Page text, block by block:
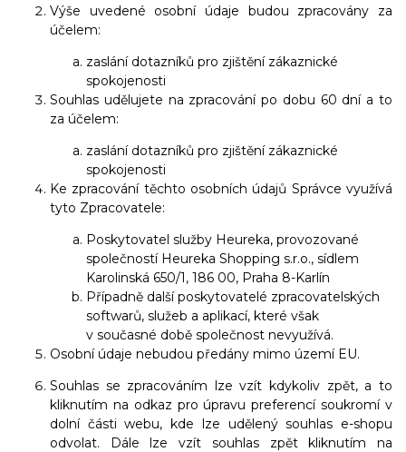
Výše uvedené osobní údaje budou zpracovány za
účelem:
zaslání dotazníků pro zjištění zákaznické
spokojenosti
Souhlas udělujete na zpracování po dobu 60 dní a to
za účelem:
zaslání dotazníků pro zjištění zákaznické
spokojenosti
Ke zpracování těchto osobních údajů Správce využívá
tyto Zpracovatele:
Poskytovatel služby Heureka, provozované
společností Heureka Shopping s.r.o., sídlem
Karolinská 650/1, 186 00, Praha 8-Karlín
Případně další poskytovatelé zpracovatelských
softwarů, služeb a aplikací, které však
v současné době společnost nevyužívá.
Osobní údaje nebudou předány mimo území EU.
Souhlas se zpracováním lze vzít kdykoliv zpět, a to
kliknutím na odkaz pro úpravu preferencí soukromí v
dolní části webu, kde lze udělený souhlas e-shopu
odvolat. Dále lze vzít souhlas zpět kliknutím na